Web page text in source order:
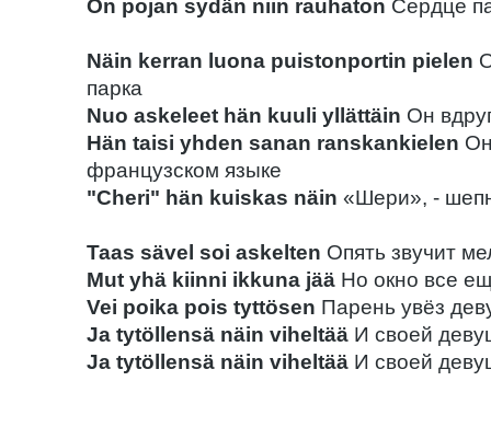
On pojan sydän niin rauhaton Сердце
Näin kerran luona puistonportin pielen
парка
Nuo askeleet hän kuuli yllättäin Он
Hän taisi yhden sanan ranskankielen
французском языке
"Cheri" hän kuiskas näin «Шери», -
Taas sävel soi askelten Опять звучит
Mut yhä kiinni ikkuna jää Но окно все
Vei poika pois tyttösen Парень увёз
Ja tytöllensä näin viheltää И своей
Ja tytöllensä näin viheltää И своей